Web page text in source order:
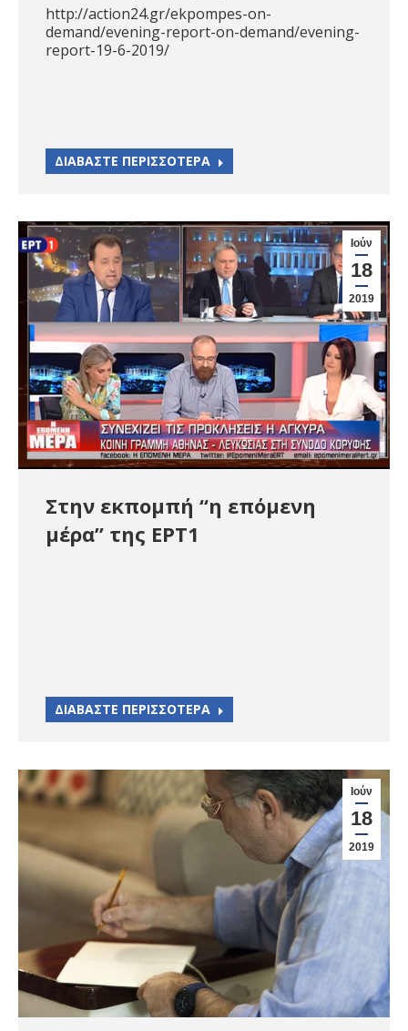
http://action24.gr/ekpompes-on-
demand/evening-report-on-demand/evening-
report-19-6-2019/
ΔΙΑΒΑΣΤΕ ΠΕΡΙΣΣΟΤΕΡΑ
Ιούν
18
2019
Στην εκπομπή “η επόμενη
μέρα” της ΕΡΤ1
ΔΙΑΒΑΣΤΕ ΠΕΡΙΣΣΟΤΕΡΑ
Ιούν
18
2019